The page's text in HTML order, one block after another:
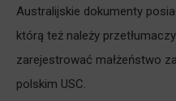
Australijskie dokumenty
którą też należy
zarejestrować małżeństwo
polskim USC.